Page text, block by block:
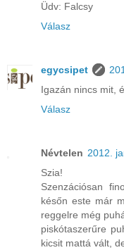
Üdv: Falcsy
Válasz
egycsipet
Igazán nincs mit,
Válasz
Névtelen 2012.
Szia!
Szenzációsan
későn este már
reggelre még
piskótaszerűre
kicsit mattá vált,